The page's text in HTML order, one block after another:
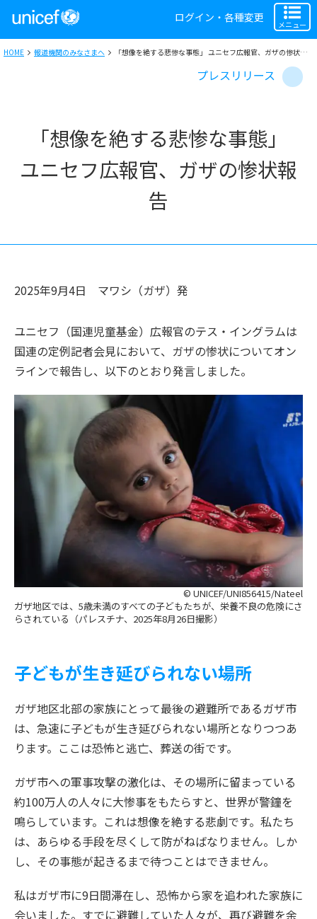
ログイン・各種変更
メニュー
HOME 報道機関のみなさまへ 「想像を絶する悲惨な事態」 ユニセフ広報官、ガザの惨状報告
プレスリリース
「想像を絶する悲惨な事態」
ユニセフ広報官、ガザの惨状報
告
2025年9月4日 マワシ（ガザ） 発
ユニセフ（国連児童基金）広報官のテス・イングラムは
国連の定例記者会見において、ガザの惨状についてオン
ラインで報告し、以下のとおり発言しました。
© UNICEF/UNI856415/Nateel
ガザ地区では、5歳未満のすべての子どもたちが、栄養不良の危険にさ
らされている（パレスチナ、2025年8月26日撮影）
子どもが生き延びられない場所
ガザ地区北部の家族にとって最後の避難所であるガザ市
は、急速に子どもが生き延びられない場所となりつつあ
ります。ここは恐怖と逃亡、葬送の街です。
ガザ市への軍事攻撃の激化は、その場所に留まっている
約100万人の人々に大惨事をもたらすと、世界が警鐘を
鳴らしています。これは想像を絶する悲劇です。私たち
は、あらゆる手段を尽くして防がねばなりません。しか
し、その事態が起きるまで待つことはできません。
私はガザ市に9日間滞在し、恐怖から家を追われた家族に
会いました。すでに避難していた人々が、再び避難を余